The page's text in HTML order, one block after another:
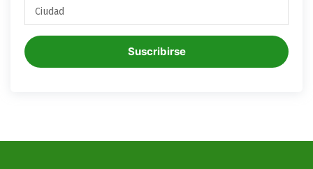
Suscribirse